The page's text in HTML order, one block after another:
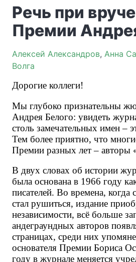
Речь при
Премии
Алексей Александров, Анна
Волга
Дорогие коллеги!
Мы глубоко признательны
Андрея Белого: увидеть
столь замечательных имен –
Тем более приятно, что
Премии разных лет – авторы
В двух словах об истории
была основана в 1966 году
писателей. Во времена, когда
стал рушиться, издание
независимости, всё больше
андеграундных авторов
страницах, среди них
основателя Премии Бориса
году в журнале меняется